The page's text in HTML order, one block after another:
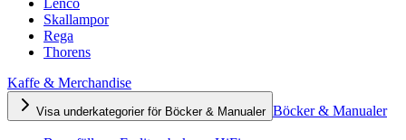
Skallampor
Rega
Thorens
Kaffe & Merchandise
Visa underkategorier för Böcker & Manualer Böcker & Manualer